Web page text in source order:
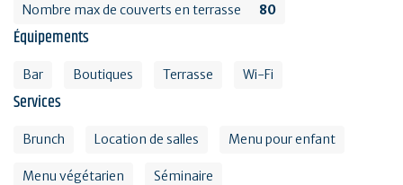
Nombre max de couverts en terrasse 80
Équipements
Bar Boutiques Terrasse Wi-Fi
Services
Brunch Location de salles Menu pour enfant
Menu végétarien Séminaire